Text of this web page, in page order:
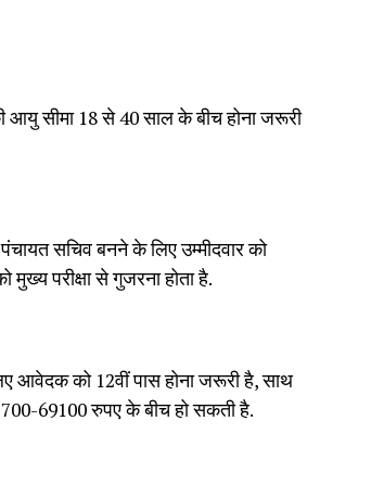
की आयु सीमा 18 से 40 साल के बीच होना जरूरी
सचिव बनने के लिए उम्मीदवार को
मुख्य परीक्षा से गुजरना होता है.
आवेदक को 12वीं पास होना जरूरी है, साथ
69100 रुपए के बीच हो सकती है.